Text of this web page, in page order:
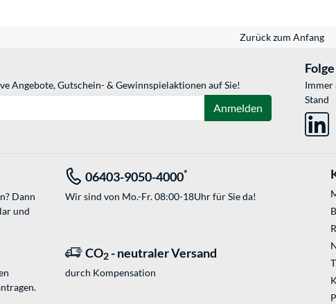
Zurück zum Anfang
Angebote, Gutschein- & Gewinnspielaktionen auf Sie!
Anmelden
Immer
Stand
Dann
und
06403-9050-4000*
Wir sind von Mo.-Fr. 08:00-18Uhr für Sie da!
CO2 - neutraler Versand
durch Kompensation